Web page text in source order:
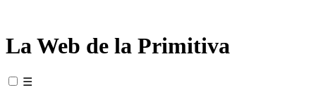
La Web de la Primitiva
☰